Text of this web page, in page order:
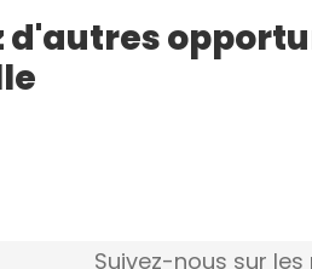
d'autres
Suivez-nous sur les